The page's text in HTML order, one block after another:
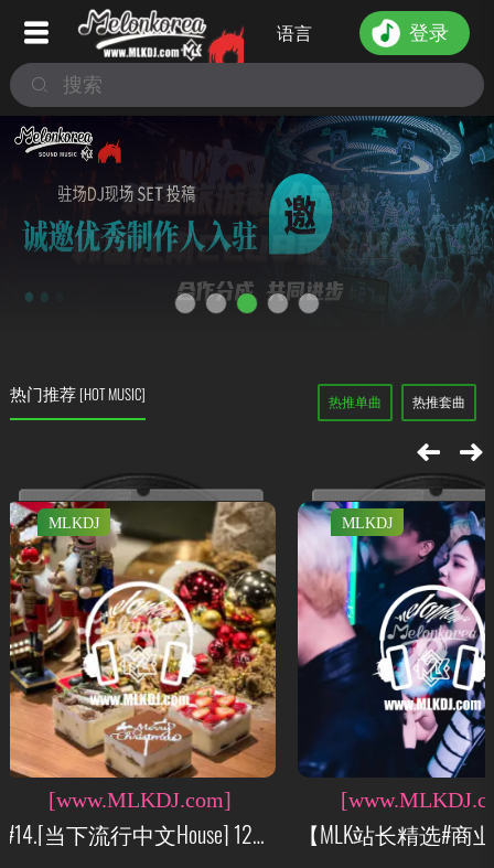
语言 登录
热门推荐 [HOT MUSIC] 热推单曲 热推套曲
MLKDJ
[www.MLKDJ.com]
【MLK站长精选#商业重鼓英文主流 3-22】140 BOUNCE&Techno 高质量纯英文单曲90首PACK【强推】
MLKDJ